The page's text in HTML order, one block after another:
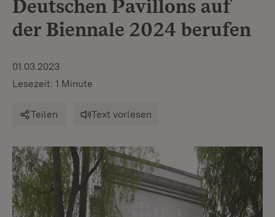
Deutschen Pavillons auf
der Biennale 2024 berufen
01.03.2023
Lesezeit: 1 Minute
Teilen Text vorlesen